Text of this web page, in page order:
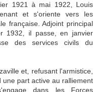
1921 à mai 1922, Louis
et s'oriente vers les
française. Adjoint principal
1932, il passe, en janvier
des services civils du
et, refusant l'armistice,
part active au ralliement
dans les Forces